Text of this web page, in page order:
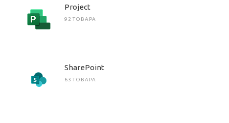
Project
92 ТОВАРА
SharePoint
63 ТОВАРА